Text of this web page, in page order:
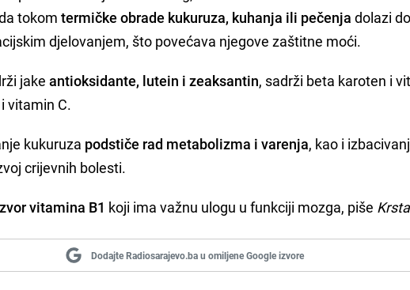
tokom termičke obrade kukuruza, kuhanja ili pečenja dolazi
djelovanjem, što povećava njegove zaštitne moći.
jakeantioksidante, lutein i zeaksantin, sadrži beta karoten i
vitamin C.
kukuruza podstiče rad metabolizma i varenja, kao i
crijevnih bolesti.
vitamina B1 koji ima važnu ulogu u funkciji mozga, piše
Dodajte Radiosarajevo.ba u omiljene Google izvore